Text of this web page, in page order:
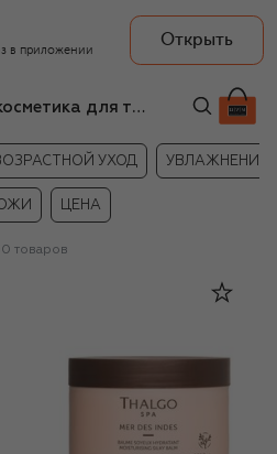
в приложении
Открыть
Женская косметика для тела Thalgo
УХОД УВЛАЖНЕНИЕ
ЦЕНА
товаров